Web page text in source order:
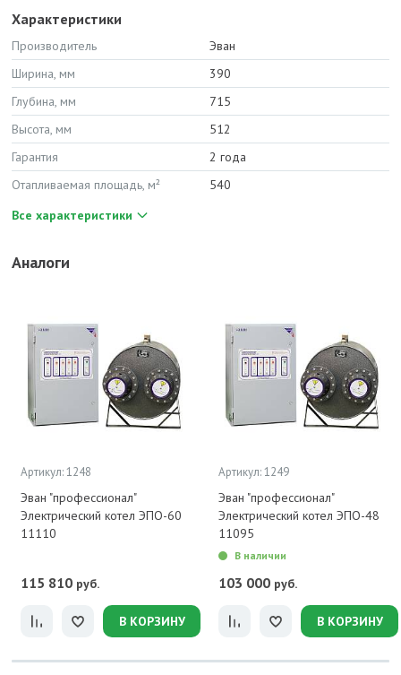
Характеристики
Производитель
Эван
Ширина, мм
390
Глубина, мм
715
Высота, мм
512
Гарантия
2 года
Отапливаемая площадь, м²
540
Все характеристики
Аналоги
Артикул: 1248
Эван "профессионал"
Электрический котел ЭПО-60
11110
115 810 руб.
В КОРЗИНУ
Артикул: 1249
Эван "профессионал"
Электрический котел ЭПО-48
11095
В наличии
103 000 руб.
В КОРЗИНУ